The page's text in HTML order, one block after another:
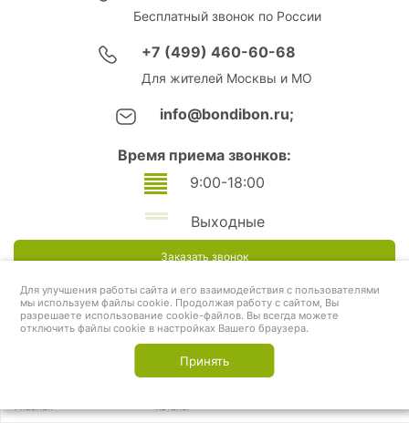
Бесплатный звонок по России
+7 (499) 460-60-68
Для жителей Москвы и МО
info@bondibon.ru;
Время приема звонков:
9:00-18:00
Выходные
Заказать звонок
Для улучшения работы сайта и его взаимодействия с пользователями
мы используем файлы cookie. Продолжая работу с сайтом, Вы
разрешаете использование cookie-файлов. Вы всегда можете
отключить файлы cookie в настройках Вашего браузера.
Принять